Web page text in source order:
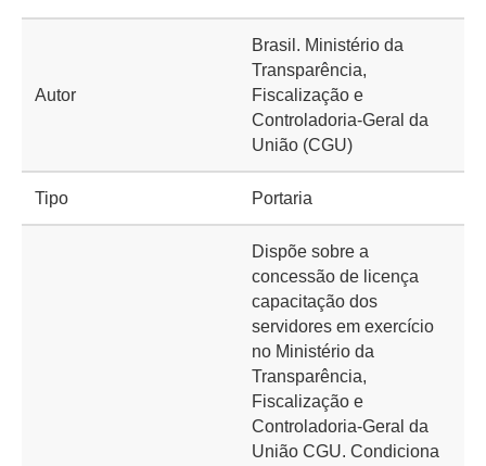
Autor
Brasil. Ministério da
Transparência,
Fiscalização e
Controladoria-Geral da
União (CGU)
Tipo Portaria
Dispõe sobre a
concessão de licença
capacitação dos
servidores em exercício
no Ministério da
Transparência,
Fiscalização e
Controladoria-Geral da
União CGU. Condiciona